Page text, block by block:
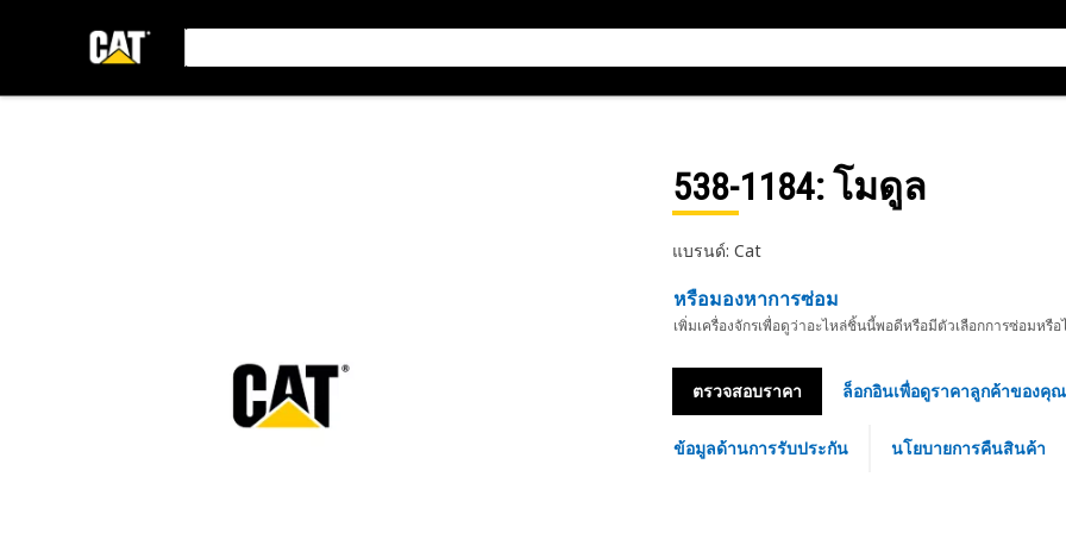
538-1184: โมดูล
แบรนด์: Cat
หรือมองหาการซ่อม
เพิ่มเครื่องจักรเพื่อดูว่าอะไหล่ชิ้นนี้พอดีหรือมีตัวเลือกการซ่อมหรือ
ตรวจสอบราคา ล็อกอินเพื่อดูราคาลูกค้าของคุณ
ข้อมูลด้านการรับประกัน นโยบายการคืนสินค้า